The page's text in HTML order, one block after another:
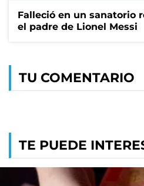
Falleció en un sanatorio
el padre de Lionel Messi
TU COMENTARIO
TE PUEDE